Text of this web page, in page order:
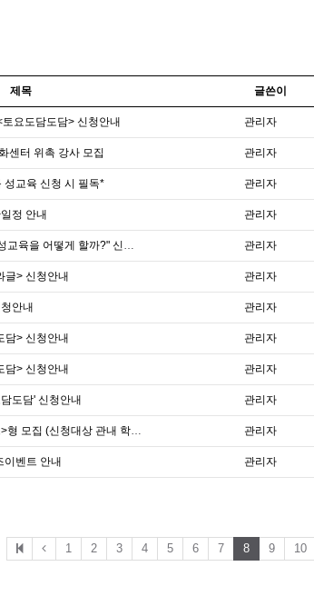
제목 글쓴이
요도담도담> 신청안내 관리자
센터 위촉 강사 모집 관리자
성교육 신청 시 필독* 관리자
정 안내 관리자
12월 <양육자 교육> "자녀성교육을 어떻게 할까?" 신청안내 관리자
글> 신청안내 관리자
안내 관리자
담> 신청안내 관리자
담> 신청안내 관리자
도담' 신청안내 관리자
찾아가는성교육 <체험부스>형 모집 (신청대상 관내 학교) 관리자
벤트 안내 관리자
1 2 3 4 5 6 7 8 9 10